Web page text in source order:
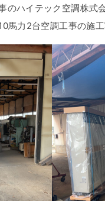
のハイテック空調株式
馬力2台空調工事の施